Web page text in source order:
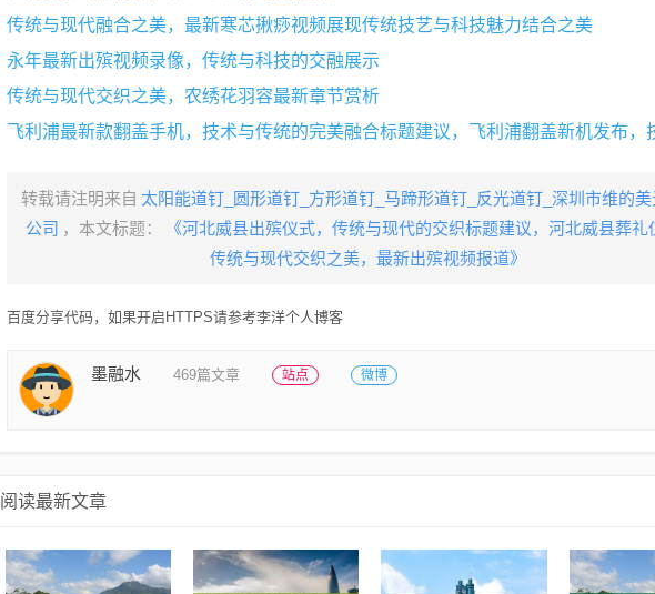
传统与现代融合之美，最新寒芯揪痧视频展现传统技艺与科技魅力结合之美
永年最新出殡视频录像，传统与科技的交融展示
传统与现代交织之美，农绣花羽容最新章节赏析
转载请注明来自 太阳能道钉_圆形道钉_方形道钉_马蹄形道钉_反光道钉_深圳市维的
公司 ，本文标题：
《河北威县出殡仪式，传统与现代的交织标题建议，河北威县葬礼
传统与现代交织之美，最新出殡视频报道》
百度分享代码，如果开启HTTPS请参考李洋个人博客
墨融水 469篇文章 站点 微博
阅读最新文章